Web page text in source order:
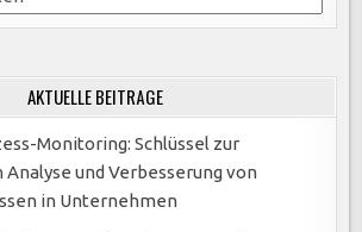
AKTUELLE BEITRÄGE
Monitoring: Schlüssel zur
und Verbesserung von
in Unternehmen